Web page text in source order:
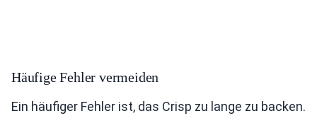
Häufige Fehler vermeiden
Ein häufiger Fehler ist, das Crisp zu lange zu backen.